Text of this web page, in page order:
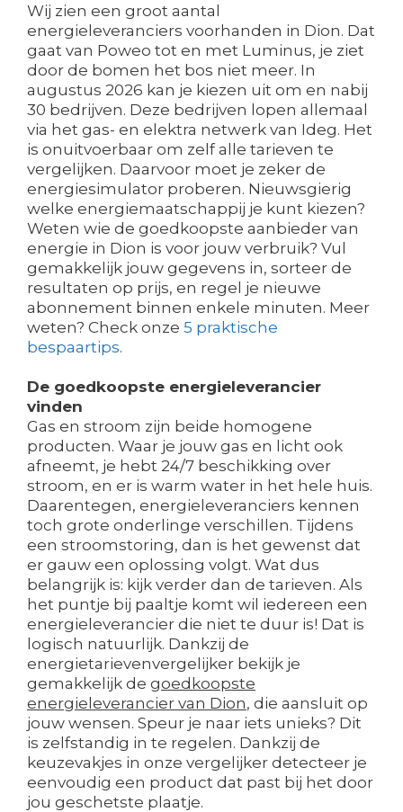
Wij zien een groot aantal
energieleveranciers voorhanden in Dion. Dat
gaat van Poweo tot en met Luminus, je ziet
door de bomen het bos niet meer. In
augustus 2026 kan je kiezen uit om en nabij
30 bedrijven. Deze bedrijven lopen allemaal
via het gas- en elektra netwerk van Ideg. Het
is onuitvoerbaar om zelf alle tarieven te
vergelijken. Daarvoor moet je zeker de
energiesimulator proberen. Nieuwsgierig
welke energiemaatschappij je kunt kiezen?
Weten wie de goedkoopste aanbieder van
energie in Dion is voor jouw verbruik? Vul
gemakkelijk jouw gegevens in, sorteer de
resultaten op prijs, en regel je nieuwe
abonnement binnen enkele minuten. Meer
weten? Check onze 5 praktische
bespaartips.
De goedkoopste energieleverancier
vinden
Gas en stroom zijn beide homogene
producten. Waar je jouw gas en licht ook
afneemt, je hebt 24/7 beschikking over
stroom, en er is warm water in het hele huis.
Daarentegen, energieleveranciers kennen
toch grote onderlinge verschillen. Tijdens
een stroomstoring, dan is het gewenst dat
er gauw een oplossing volgt. Wat dus
belangrijk is: kijk verder dan de tarieven. Als
het puntje bij paaltje komt wil iedereen een
energieleverancier die niet te duur is! Dat is
logisch natuurlijk. Dankzij de
energietarievenvergelijker bekijk je
gemakkelijk de goedkoopste
energieleverancier van Dion, die aansluit op
jouw wensen. Speur je naar iets unieks? Dit
is zelfstandig in te regelen. Dankzij de
keuzevakjes in onze vergelijker detecteer je
eenvoudig een product dat past bij het door
jou geschetste plaatje.